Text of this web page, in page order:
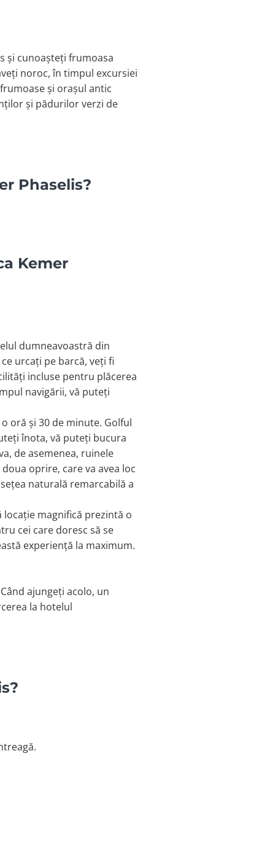
și cunoașteți frumoasa
noroc, în timpul excursiei
și orașul antic
și pădurilor verzi de
Phaselis?
Kemer
dumneavoastră din
urcați pe barcă, veți fi
incluse pentru plăcerea
navigării, vă puteți
oră și 30 de minute. Golful
înota, vă puteți bucura
de asemenea, ruinele
oprire, care va avea loc
naturală remarcabilă a
locație magnifică prezintă o
cei care doresc să se
experiență la maximum.
ajungeți acolo, un
la hotelul